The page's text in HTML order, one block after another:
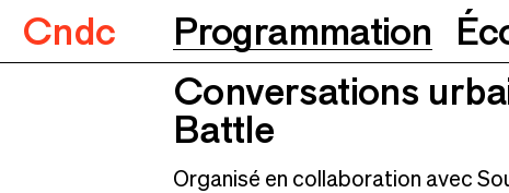
Cndc Programmation
Conversations urbaines Battle 11.03.2023
Conversations
Battle
Organisé en collaboration avec